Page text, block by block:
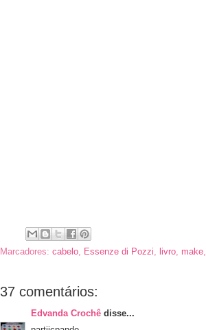
Marcadores: cabelo, Essenze di Pozzi, livro, make,
37 comentários:
Edvanda Crochê disse...